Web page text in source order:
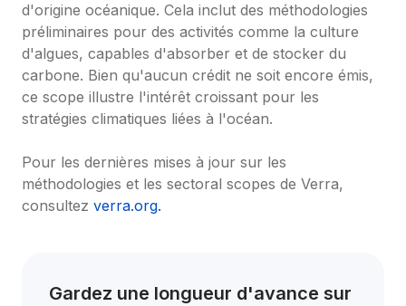
d'origine océanique. Cela inclut des méthodologies
préliminaires pour des activités comme la culture
d'algues, capables d'absorber et de stocker du
carbone. Bien qu'aucun crédit ne soit encore émis,
ce scope illustre l'intérêt croissant pour les
stratégies climatiques liées à l'océan.
Pour les dernières mises à jour sur les
méthodologies et les sectoral scopes de Verra,
consultez verra.org.
Gardez une longueur d'avance sur